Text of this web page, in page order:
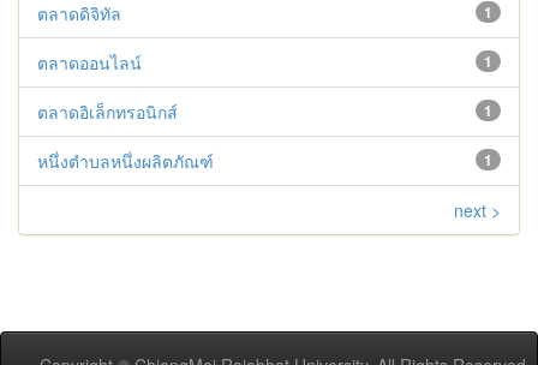
1
ตลาดดิจิทัล
1
ตลาดออนไลน์
1
ตลาดอิเล็กทรอนิกส์
1
หนึ่งตำบลหนึ่งผลิตภัณฑ์
next >